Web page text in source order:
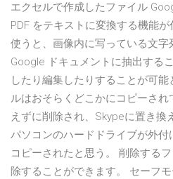
エクセルで作成したファイル
PDF をテキストに変換する機能
使うと、画像内に写っている文字
Google ドキュメントに抽出する
したり編集したりすることが可
ルはおそらくどこかにコピーさ
えずに削除され、Skypeに置き換
パソコンのハードドライブが外付
コピーされたと思う。 削除する
除することができます。 セーフ